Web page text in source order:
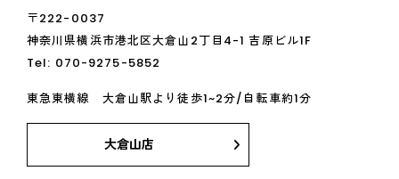
〒222-0037
神奈川県横浜市港北区大倉山2丁目4-1 吉原ビル1F
Tel: 070-9275-5852
東急東横線 大倉山駅より徒歩1~2分/自転車約1分
大倉山店